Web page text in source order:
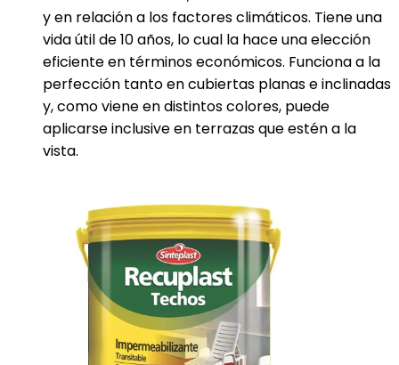
y en relación a los factores climáticos. Tiene una
vida útil de 10 años, lo cual la hace una elección
eficiente en términos económicos. Funciona a la
perfección tanto en cubiertas planas e inclinadas
y, como viene en distintos colores, puede
aplicarse inclusive en terrazas que estén a la
vista.